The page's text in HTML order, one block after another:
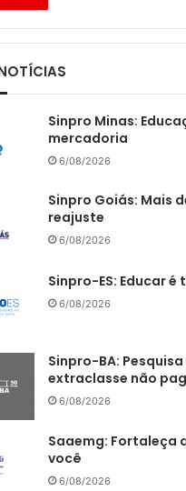
Sinpro Minas:
mercadoria
6/08/2026
Sinpro Goiás: Mais
reajuste
6/08/2026
Sinpro-ES: Educar
6/08/2026
Sinpro-BA:
extraclasse não
6/08/2026
Saaemg: Fortaleça
você
6/08/2026